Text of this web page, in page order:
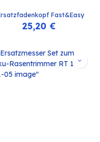
Fast&Easy
25,20 €